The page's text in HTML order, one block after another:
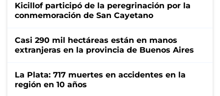
Kicillof participó de la peregrinación por la
conmemoración de San Cayetano
Casi 290 mil hectáreas están en manos
extranjeras en la provincia de Buenos Aires
La Plata: 717 muertes en accidentes en la
región en 10 años